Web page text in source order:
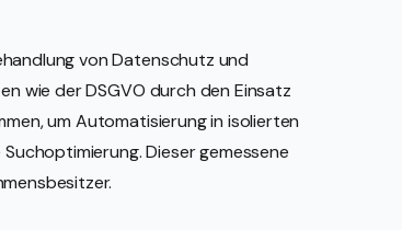
von Datenschutz und
wie der DSGVO durch den Einsatz
um Automatisierung in isolierten
Dieser gemessene